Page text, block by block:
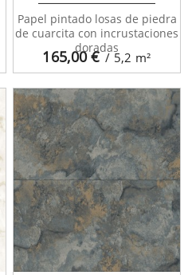
165,00€ / 5,2 m²
Papel pintado losas de piedra
de cuarcita con incrustaciones
doradas